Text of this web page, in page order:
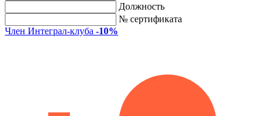
Должность
№ сертификата
Член Интеграл-клуба -10%